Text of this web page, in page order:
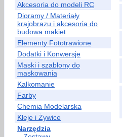
Akcesoria do modeli RC
Dioramy / Materiały
krajobrazu i akcesoria do
budowa makiet
Elementy Fototrawione
Dodatki i Konwersje
Maski i szablony do
maskowania
Kalkomanie
Farby
Chemia Modelarska
Kleje i Żywice
Narzędzia